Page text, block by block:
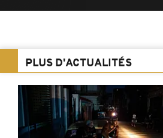
PLUS D'ACTUALITÉS